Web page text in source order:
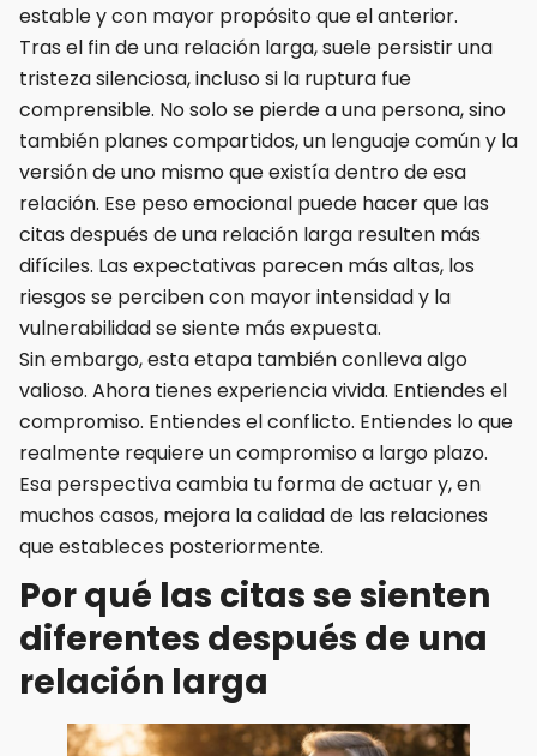
estable y con mayor propósito que el anterior.
Tras el fin de una relación larga, suele persistir una
tristeza silenciosa, incluso si la ruptura fue
comprensible. No solo se pierde a una persona, sino
también planes compartidos, un lenguaje común y la
versión de uno mismo que existía dentro de esa
relación. Ese peso emocional puede hacer que las
citas después de una relación larga resulten más
difíciles. Las expectativas parecen más altas, los
riesgos se perciben con mayor intensidad y la
vulnerabilidad se siente más expuesta.
Sin embargo, esta etapa también conlleva algo
valioso. Ahora tienes experiencia vivida. Entiendes el
compromiso. Entiendes el conflicto. Entiendes lo que
realmente requiere un compromiso a largo plazo.
Esa perspectiva cambia tu forma de actuar y, en
muchos casos, mejora la calidad de las relaciones
que estableces posteriormente.
Por qué las citas se sienten
diferentes después de una
relación larga